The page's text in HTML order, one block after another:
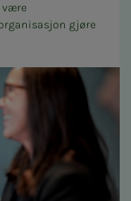
være
gjøre